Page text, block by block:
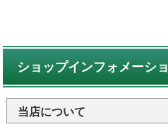
ショップインフォメーシ
当店について